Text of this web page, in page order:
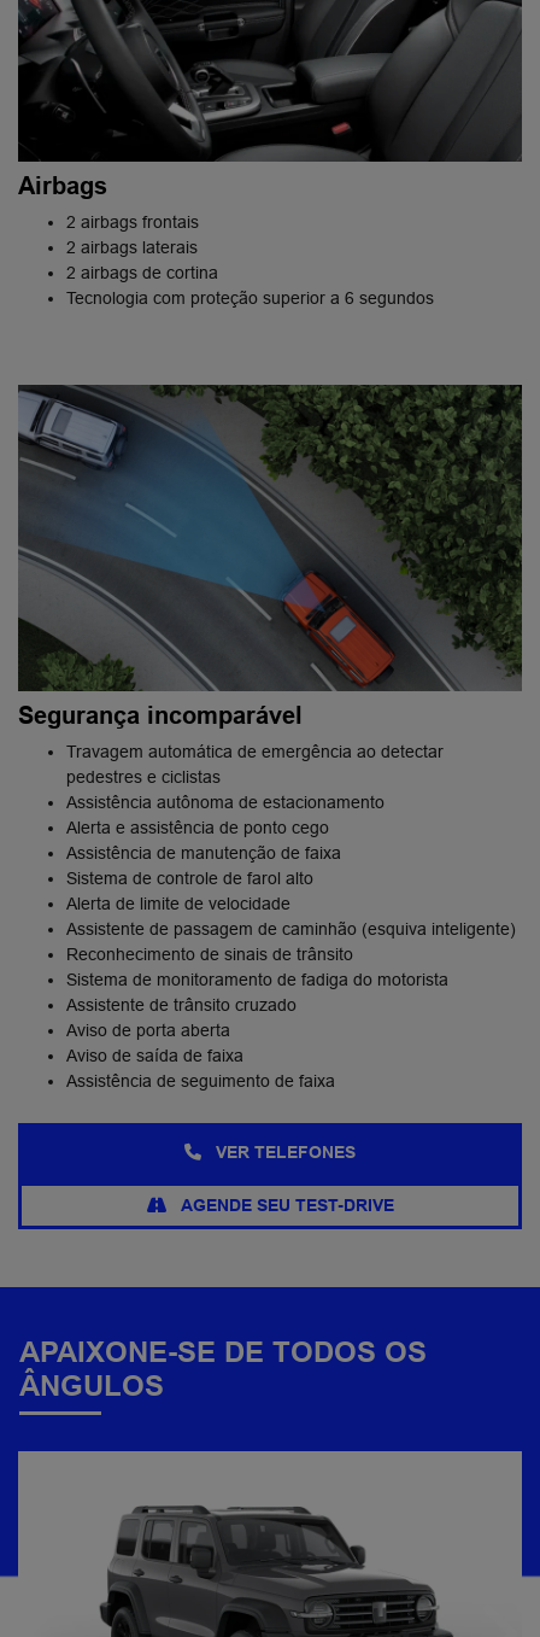
Airbags
2 airbags frontais
2 airbags laterais
2 airbags de cortina
Tecnologia com proteção superior a 6 segundos
Segurança incomparável
Travagem automática de emergência ao detectar
pedestres e ciclistas
Assistência autônoma de estacionamento
Alerta e assistência de ponto cego
Assistência de manutenção de faixa
Sistema de controle de farol alto
Alerta de limite de velocidade
Assistente de passagem de caminhão (esquiva inteligente)
Reconhecimento de sinais de trânsito
Sistema de monitoramento de fadiga do motorista
Assistente de trânsito cruzado
Aviso de porta aberta
Aviso de saída de faixa
Assistência de seguimento de faixa
VER TELEFONES
AGENDE SEU TEST-DRIVE
APAIXONE-SE DE TODOS OS
ÂNGULOS